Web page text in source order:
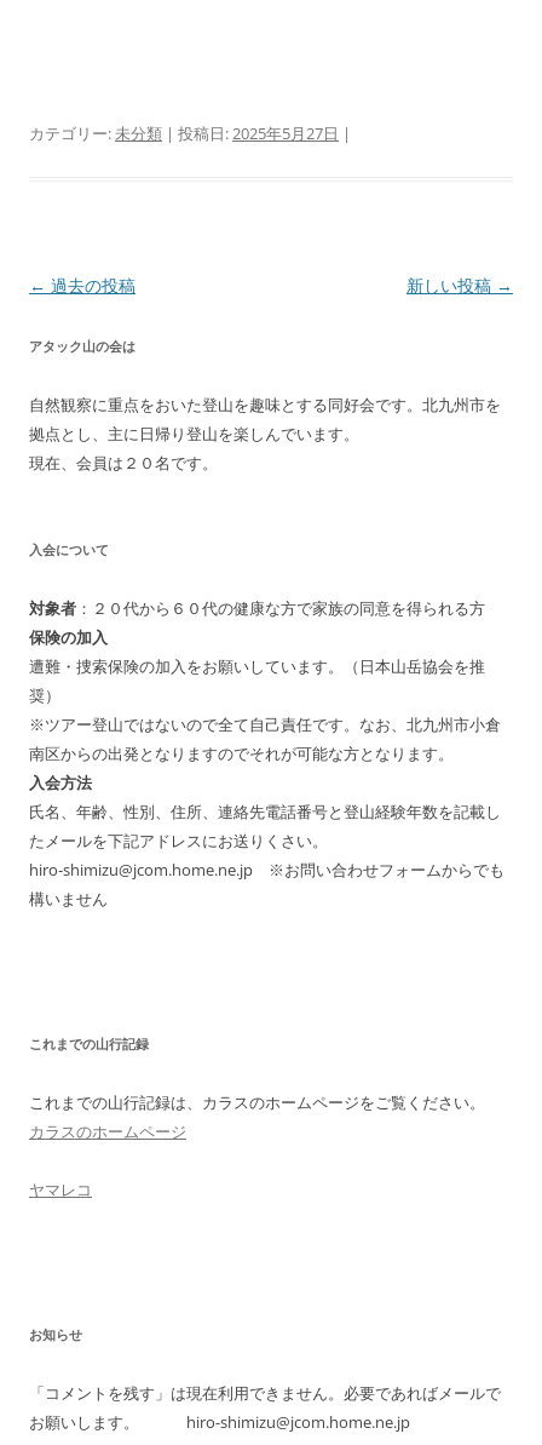
カテゴリー:未分類 | 投稿日:2025年5月27日 |
投
ナ
ゲ
ー
ン
← 過去の投稿 新しい投稿 →
アタック山の会は
自然観察に重点をおいた登山を趣味とする同好会です。北九州市を
拠点とし、主に日帰り登山を楽しんでいます。
現在、会員は２０名です。
入会について
対象者 ：２０代から６０代の健康な方で家族の同意を得られる方
保険の加入
遭難・捜索保険の加入をお願いしています。（日本山岳協会を推
奨）
※ツアー登山ではないので全て自己責任です。なお、北九州市小倉
南区からの出発となりますのでそれが可能な方となります。
入会方法
氏名、年齢、性別、住所、連絡先電話番号と登山経験年数を記載し
たメールを下記アドレスにお送りくさい。
hiro-shimizu@jcom.home.ne.jp ※お問い合わせフォームからでも
構いません
これまでの山行記録
これまでの山行記録は、カラスのホームページをご覧ください。
カラスのホームページ
ヤマレコ
お知らせ
「コメントを残す」は現在利用できません。必要であればメールで
お願いします。 hiro-shimizu@jcom.home.ne.jp